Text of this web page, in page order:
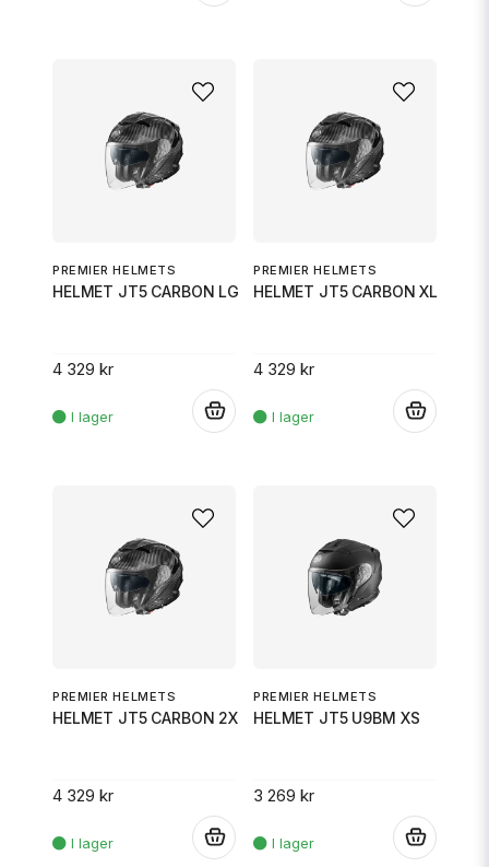
PREMIER HELMETS
HELMET JT5 CARBON LG
4 329 kr
PREMIER HELMETS
HELMET JT5 CARBON XL
4 329 kr
PREMIER HELMETS
HELMET JT5 CARBON 2X
4 329 kr
PREMIER HELMETS
HELMET JT5 U9BM XS
3 269 kr